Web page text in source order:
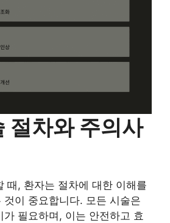
절차와 주의사
때, 환자는 절차에 대한 이해를
것이 중요합니다. 모든 시술은
가 필요하며, 이는 안전하고 효